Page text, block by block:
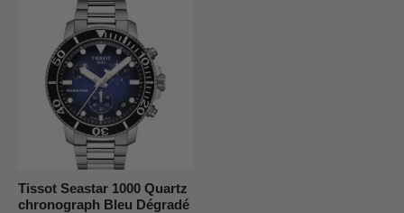
Tissot Seastar 1000 Quartz
chronograph Bleu Dégradé